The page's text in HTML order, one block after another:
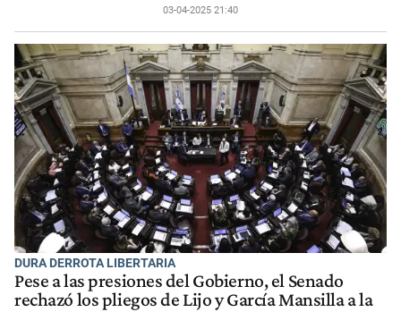
03-04-2025 21:40
DURA DERROTA LIBERTARIA
Pese a las presiones del Gobierno, el Senado
rechazó los pliegos de Lijo y García Mansilla a la